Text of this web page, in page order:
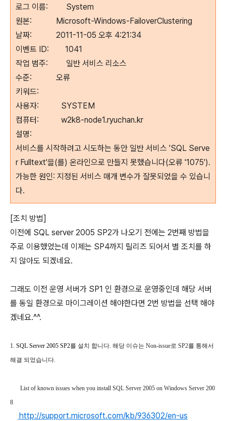
로그 이름: System
원본: Microsoft-Windows-FailoverClustering
날짜: 2011-11-05 오후 4:21:34
이벤트 ID: 1041
작업 범주: 일반 서비스 리소스
수준: 오류
키워드:
사용자: SYSTEM
컴퓨터: w2k8-node1.ryuchan.kr
설명:
서비스를 시작하려고 시도하는 동안 일반 서비스 'SQL Serve
r Fulltext'을(를) 온라인으로 만들지 못했습니다(오류 '1075').
가능한 원인: 지정된 서비스 매개 변수가 잘못되었을 수 있습니
다.
[조치 방법]
이전에 SQL server 2005 SP2가 나오기 전에는 2번째 방법을
주로 이용했었는데 이제는 SP4까지 릴리즈 되어서 별 조치를 하
지 않아도 되겠네요.
그래도 이전 운영 서버가 SP1 인 환경으로 운영중인데 해당 서버
를 동일 환경으로 마이그레이션 해야한다면 2번 방법을 선택 해야
겠네요.^^.
1. SQL Server 2005 SP2를 설치 합니다. 해당 이슈는 Non-issue로 SP2를 통해서
해결 되었습니다.
List of known issues when you install SQL Server 2005 on Windows Server 200
8
http://support.microsoft.com/kb/936302/en-us